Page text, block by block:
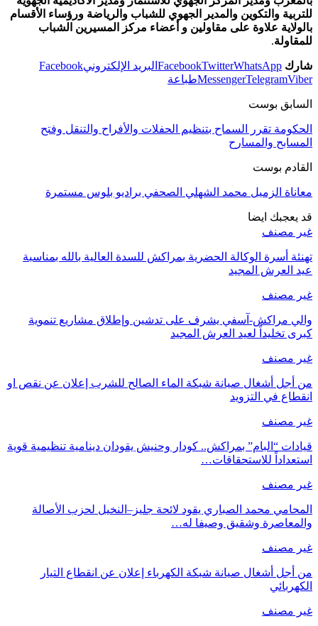
للتربية والتكوين والمدير الجهوي للشباب والرياضة ورؤساء الأقسام
بالولاية علاوة على مقاولين و أعضاء مركز المسيرين الشباب
للمقاولة.
شارك FacebookTwitterWhatsApp البريد الإلكترونيFacebook
MessengerTelegramViber طباعة
السابق بوست
الحكومة تقرر السماح بتنظيم الحفلات والأفراح والتنقل وفتح
المسابح والمسارح
القادم بوست
معاناة الزميل محمد الشهلي الصحفي براديو بلوس مستمرة
قد يعجبك ايضا
غير مصنف
تهنئة أسرة الوكالة الحضرية بمراكش للسدة العالية بالله بمناسبة
عيد العرش المجيد
غير مصنف
والي مراكش-آسفي يشرف على تدشين وإطلاق مشاريع تنموية
كبرى تخليداً لعيد العرش المجيد
غير مصنف
من أجل أشغال صيانة شبكة الماء الصالح للشرب إعلان عن نقص او
انقطاع في التزويد
غير مصنف
قيادات “البام” بمراكش.. كودار وحنيش يقودان دينامية تنظيمية قوية
استعداداً للاستحقاقات…
غير مصنف
المحامي محمد الصباري يقود لائحة جليز–النخيل لحزب الأصالة
والمعاصرة وشقيق وصيفا له…
غير مصنف
من أجل أشغال صيانة شبكة الكهرباء إعلان عن انقطاع التيار
الكهربائي
غير مصنف